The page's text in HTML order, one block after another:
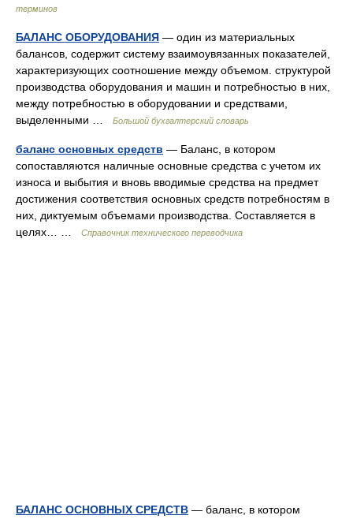
терминов
БАЛАНС ОБОРУДОВАНИЯ — один из материальных
балансов, содержит систему взаимоувязанных показателей,
характеризующих соотношение между объемом. структурой
производства оборудования и машин и потребностью в них,
между потребностью в оборудовании и средствами,
выделенными …
Большой бухгалтерский словарь
баланс основных средств — Баланс, в котором
сопоставляются наличные основные средства с учетом их
износа и выбытия и вновь вводимые средства на предмет
достижения соответствия основных средств потребностям в
них, диктуемым объемами производства. Составляется в
целях… …
Справочник технического переводчика
БАЛАНС ОСНОВНЫХ СРЕДСТВ — баланс, в котором